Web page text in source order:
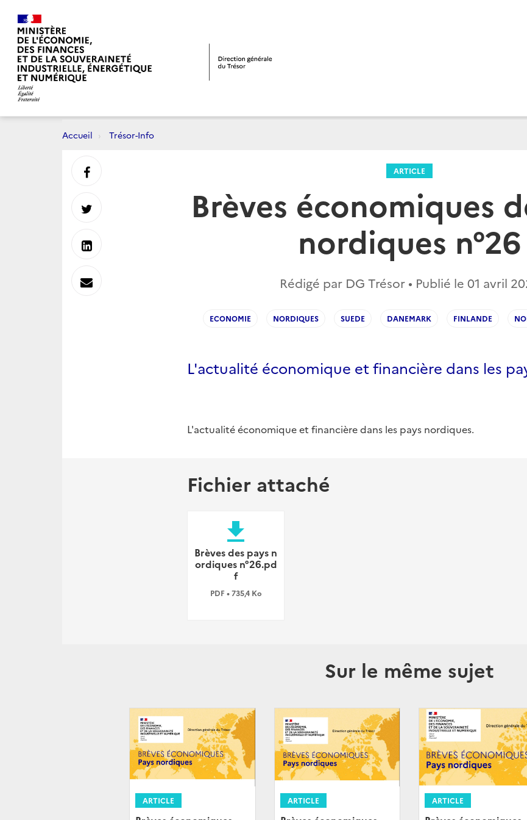
Accueil Trésor-Info
ARTICLE
Brèves économiques
nordiques n°26
Rédigé par DG Trésor • Publié le 01 avril
ECONOMIE NORDIQUES SUEDE DANEMARK FINLANDE
L'actualité économique et financière dans les
L'actualité économique et financière dans les pays nordiques.
Fichier attaché
file_download
Brèves des pays n
ordiques n°26.pd
f
PDF • 735,4 Ko
Sur le même sujet
ARTICLE ARTICLE ARTICLE
Partager
sur
Partager
sur
Partager
sur
Envoyer